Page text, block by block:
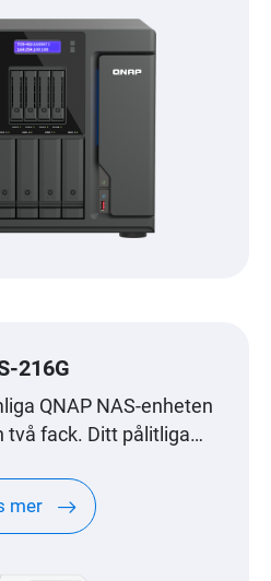
216G
QNAP NAS-enheten
två fack. Ditt pålitliga
mer